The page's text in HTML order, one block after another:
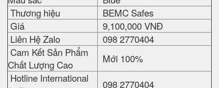
Thương hiệu
BEMC Safes
Giá
9,100,000 VNĐ
Liên Hệ Zalo
098 2770404
Cam Kết Sản Phẩm
Chất Lượng Cao
Mới 100%
Hotline International
098 2770404